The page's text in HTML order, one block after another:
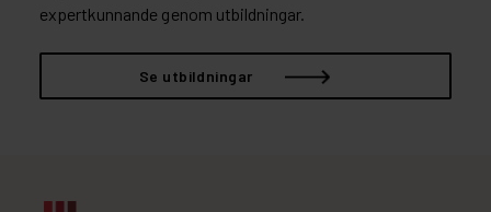
expertkunnande genom utbildningar.
Se utbildningar